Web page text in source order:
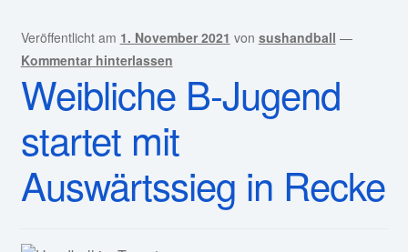
Veröffentlicht am 1. November 2021 von sushandball —
Kommentar hinterlassen
Weibliche B-Jugend
startet mit
Auswärtssieg in Recke